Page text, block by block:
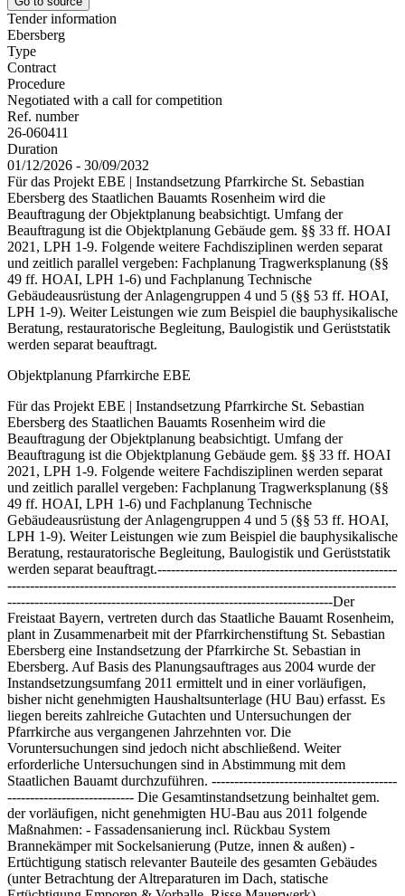
Tender information
Ebersberg
Type
Contract
Procedure
Negotiated with a call for competition
Ref. number
26-060411
Duration
01/12/2026 - 30/09/2032
Für das Projekt EBE | Instandsetzung Pfarrkirche St. Sebastian
Ebersberg des Staatlichen Bauamts Rosenheim wird die
Beauftragung der Objektplanung beabsichtigt. Umfang der
Beauftragung ist die Objektplanung Gebäude gem. §§ 33 ff. HOAI
2021, LPH 1-9. Folgende weitere Fachdisziplinen werden separat
und zeitlich parallel vergeben: Fachplanung Tragwerksplanung (§§
49 ff. HOAI, LPH 1-6) und Fachplanung Technische
Gebäudeausrüstung der Anlagengruppen 4 und 5 (§§ 53 ff. HOAI,
LPH 1-9). Weiter Leistungen wie zum Beispiel die bauphysikalische
Beratung, restauratorische Begleitung, Baulogistik und Gerüststatik
werden separat beauftragt.
Objektplanung Pfarrkirche EBE
Für das Projekt EBE | Instandsetzung Pfarrkirche St. Sebastian
Ebersberg des Staatlichen Bauamts Rosenheim wird die
Beauftragung der Objektplanung beabsichtigt. Umfang der
Beauftragung ist die Objektplanung Gebäude gem. §§ 33 ff. HOAI
2021, LPH 1-9. Folgende weitere Fachdisziplinen werden separat
und zeitlich parallel vergeben: Fachplanung Tragwerksplanung (§§
49 ff. HOAI, LPH 1-6) und Fachplanung Technische
Gebäudeausrüstung der Anlagengruppen 4 und 5 (§§ 53 ff. HOAI,
LPH 1-9). Weiter Leistungen wie zum Beispiel die bauphysikalische
Beratung, restauratorische Begleitung, Baulogistik und Gerüststatik
werden separat beauftragt.-----------------------------------------------------
--------------------------------------------------------------------------------------
------------------------------------------------------------------------Der
Freistaat Bayern, vertreten durch das Staatliche Bauamt Rosenheim,
plant in Zusammenarbeit mit der Pfarrkirchenstiftung St. Sebastian
Ebersberg eine Instandsetzung der Pfarrkirche St. Sebastian in
Ebersberg. Auf Basis des Planungsauftrages aus 2004 wurde der
Instandsetzungsumfang 2011 ermittelt und in einer vorläufigen,
bisher nicht genehmigten Haushaltsunterlage (HU Bau) erfasst. Es
liegen bereits zahlreiche Gutachten und Untersuchungen der
Pfarrkirche aus vergangenen Jahrzehnten vor. Die
Voruntersuchungen sind jedoch nicht abschließend. Weiter
erforderliche Untersuchungen sind in Abstimmung mit dem
Staatlichen Bauamt durchzuführen. -----------------------------------------
---------------------------- Die Gesamtinstandsetzung beinhaltet gem.
der vorläufigen, nicht genehmigten HU-Bau aus 2011 folgende
Maßnahmen: - Fassadensanierung incl. Rückbau System
Brannekämper mit Sockelsanierung (Putze, innen & außen) -
Ertüchtigung statisch relevanter Bauteile des gesamten Gebäudes
(unter Betrachtung der Altreparaturen im Dach, statische